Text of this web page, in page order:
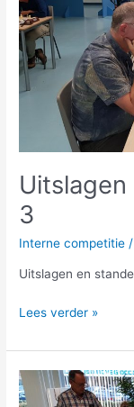
3
Interne competitie
Uitslagen en
Lees verder »
Uitslagen
en